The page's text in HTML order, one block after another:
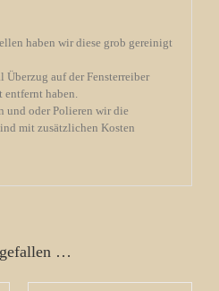
haben wir diese grob gereinigt
auf der Fensterreiber
haben.
und oder Polieren wir die
mit zusätzlichen Kosten
gefallen …